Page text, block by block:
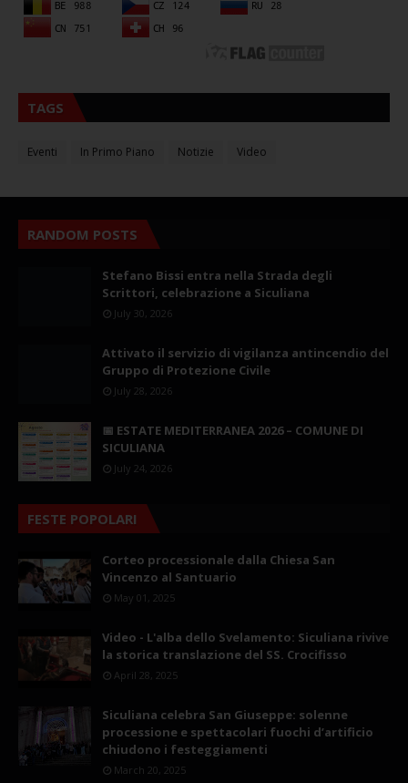
TAGS
Eventi In Primo Piano Notizie Video
RANDOM POSTS
Stefano Bissi entra nella Strada degli
Scrittori, celebrazione a Siculiana
July 30, 2026
Attivato il servizio di vigilanza antincendio del
Gruppo di Protezione Civile
July 28, 2026
📅 ESTATE MEDITERRANEA 2026 – COMUNE DI
SICULIANA
July 24, 2026
FESTE POPOLARI
Corteo processionale dalla Chiesa San
Vincenzo al Santuario
May 01, 2025
Video - L'alba dello Svelamento: Siculiana rivive
la storica translazione del SS. Crocifisso
April 28, 2025
Siculiana celebra San Giuseppe: solenne
processione e spettacolari fuochi d’artificio
chiudono i festeggiamenti
March 20, 2025